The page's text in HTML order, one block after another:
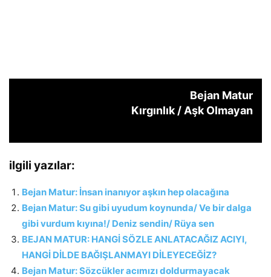
Bejan Matur
Kırgınlık / Aşk Olmayan
ilgili yazılar:
Bejan Matur: İnsan inanıyor aşkın hep olacağına
Bejan Matur: Su gibi uyudum koynunda/ Ve bir dalga
gibi vurdum kıyına!/ Deniz sendin/ Rüya sen
BEJAN MATUR: HANGİ SÖZLE ANLATACAĞIZ ACIYI,
HANGİ DİLDE BAĞIŞLANMAYI DİLEYECEĞİZ?
Bejan Matur: Sözcükler acımızı doldurmayacak